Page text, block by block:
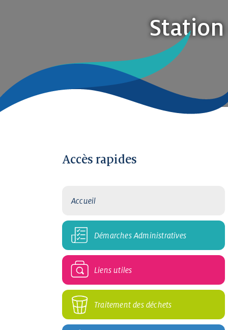
Accès rapides
Accueil
Démarches Administratives
Liens utiles
Traitement des déchets